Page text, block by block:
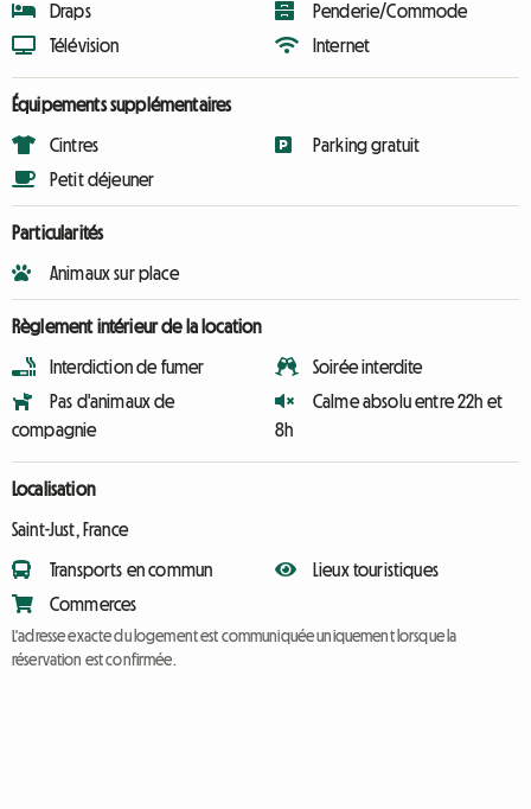
Draps
Télévision
Penderie/Commode
Internet
Équipements supplémentaires
Cintres
Petit déjeuner
Parking gratuit
Particularités
Animaux sur place
Règlement intérieur de la location
Interdiction de fumer
Pas d'animaux de
compagnie
Soirée interdite
Calme absolu entre 22h et
8h
Localisation
Saint-Just, France
Transports en commun
Commerces
Lieux touristiques
L'adresse exacte du logement est communiquée uniquement lorsque la
réservation est confirmée.